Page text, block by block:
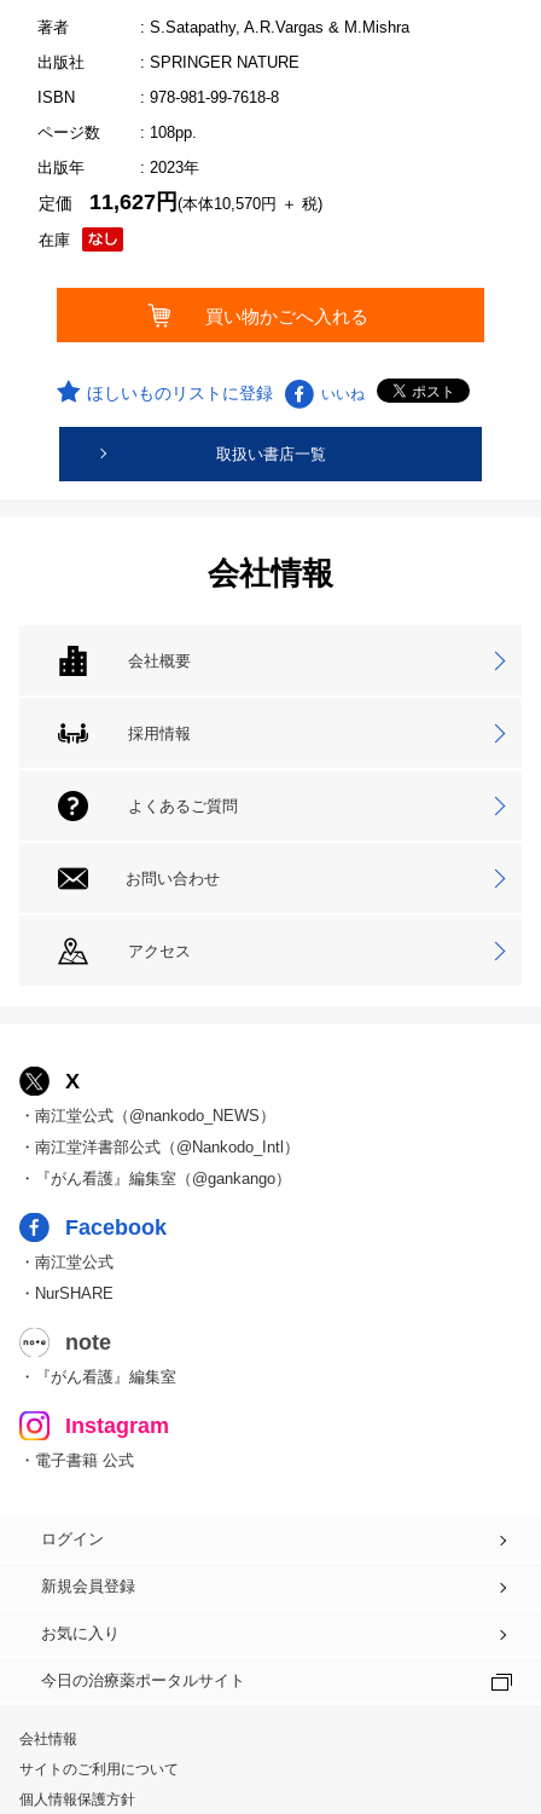
著者
: S.Satapathy, A.R.Vargas & M.Mishra
出版社
: SPRINGER NATURE
ISBN
: 978-981-99-7618-8
ページ数
: 108pp.
出版年
: 2023年
在庫
定価 11,627円(本体10,570円 ＋ 税)
ほしいものリストに登録 いいね
取扱い書店一覧
会社情報
会社概要
採用情報
よくあるご質問
お問い合わせ
アクセス
X
・南江堂公式（@nankodo_NEWS）
・南江堂洋書部公式（@Nankodo_Intl）
・『がん看護』編集室（@gankango）
Facebook
・南江堂公式
・NurSHARE
note
・『がん看護』編集室
Instagram
・電子書籍 公式
ログイン
新規会員登録
お気に入り
今日の治療薬ポータルサイト
会社情報
サイトのご利用について
個人情報保護方針